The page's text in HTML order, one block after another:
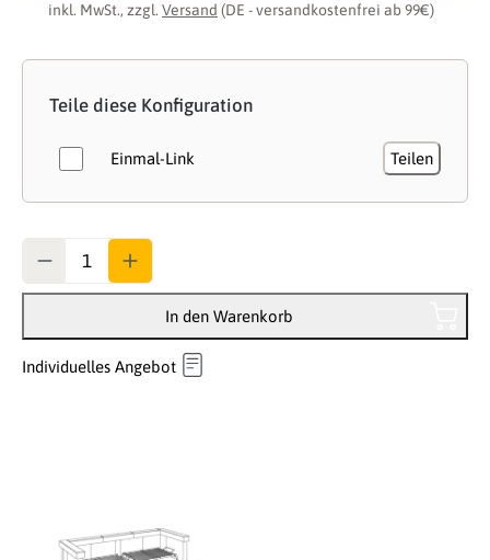
inkl. MwSt., zzgl. Versand (DE - versandkostenfrei ab 99€)
Teile diese Konfiguration
Einmal-Link Teilen
In den Warenkorb
Individuelles Angebot